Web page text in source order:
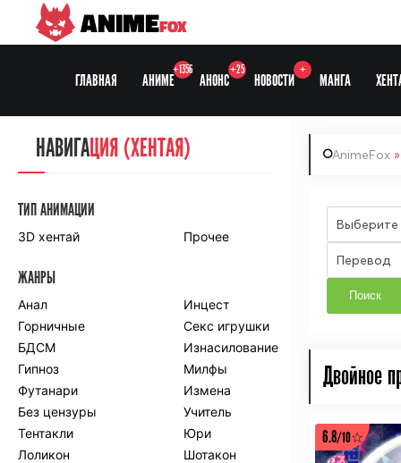
ANIMEFOX
ГЛАВНАЯ АНИМЕ
+1356
АНОНС
+25
НОВОСТИ
+
МАНГА
AnimeFox »
Выберите
Перевод
Двойное
6.8/10☆
НАВИГАЦИЯ
СЕЗОНЫ
Anidub
Animedia
Kansai studio
Onibaku
Shiza project
ПО ЖАНРАМ
Комедия
Приключения
Романтика
Школа
Этти
Боевые
искусства
НАВИГАЦИЯ (ХЕНТАЯ)
ТИП АНИМАЦИИ
3D хентай Прочее
ЖАНРЫ
Анал
Инцест
Горничные
Секс игрушки
БДСМ
Изнасилование
Гипноз
Милфы
Футанари
Измена
Без цензуры
Учитель
Тентакли
Юри
Лоликон
Шотакон